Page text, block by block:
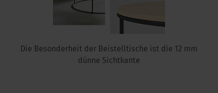
Die Besonderheit der Beistelltische ist die 12 mm
dünne Sichtkante